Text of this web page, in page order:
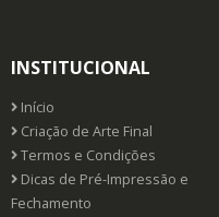
INSTITUCIONAL
Início
Criação de Arte Final
Termos e Condições
Dicas de Pré-Impressão e
Fechamento